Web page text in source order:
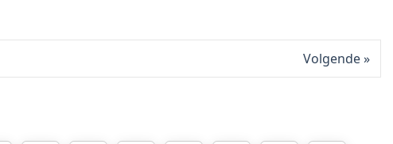
Volgende